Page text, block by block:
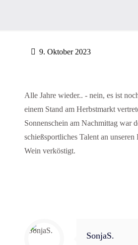
9. Oktober 2023
Alle Jahre wieder.. - nein, es ist
einem Stand am Herbstmarkt
Sonnenschein am Nachmittag war
schießsportliches Talent an
Wein verköstigt.
SonjaS.